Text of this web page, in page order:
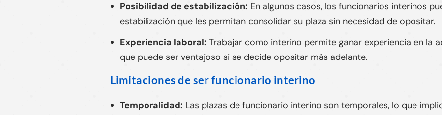
Posibilidad de estabilización: En algunos casos, los funcionarios interinos
estabilización que les permitan consolidar su plaza sin necesidad de opositar.
Experiencia laboral: Trabajar como interino permite ganar experiencia en la
que puede ser ventajoso si se decide opositar más adelante.
Limitaciones de ser funcionario interino
Temporalidad: Las plazas de funcionario interino son temporales, lo que